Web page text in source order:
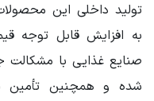
تولید داخلی این
به افزایش قابل توجه
صنایع غذایی با
شده و همچنین تأمین